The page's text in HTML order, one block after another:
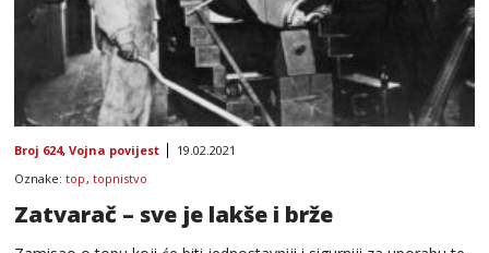
Broj 624, Vojna povijest
19.02.2021
Oznake: top , topnistvo
Zatvarač – sve je lakše i brže